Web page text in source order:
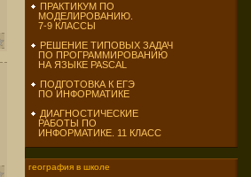
ПРАКТИКУМ ПО
МОДЕЛИРОВАНИЮ.
7-9 КЛАССЫ
РЕШЕНИЕ ТИПОВЫХ ЗАДАЧ
ПО ПРОГРАММИРОВАНИЮ
НА ЯЗЫКЕ PASCAL
ПОДГОТОВКА К ЕГЭ
ПО ИНФОРМАТИКЕ
ДИАГНОСТИЧЕСКИЕ
РАБОТЫ ПО
ИНФОРМАТИКЕ. 11 КЛАСС
география в школе